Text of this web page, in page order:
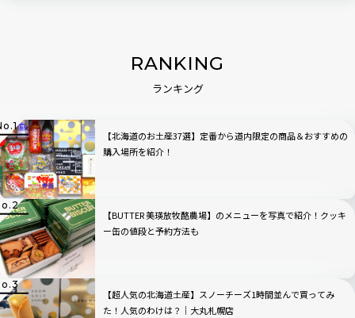
RANKING
ランキング
【北海道のお土産37選】定番から道内限定の商品＆おすすめの
購入場所を紹介！
【BUTTER 美瑛放牧酪農場】のメニューを写真で紹介！クッキ
ー缶の値段と予約方法も
【超人気の北海道土産】スノーチーズ1時間並んで買ってみ
た！人気のわけは？｜大丸札幌店